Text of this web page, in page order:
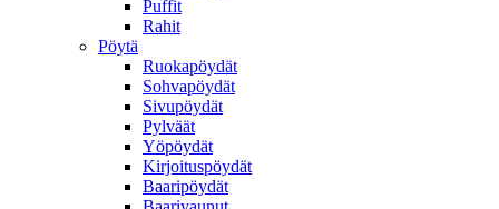
Puffit
Rahit
Pöytä
Ruokapöydät
Sohvapöydät
Sivupöydät
Pylväät
Yöpöydät
Kirjoituspöydät
Baaripöydät